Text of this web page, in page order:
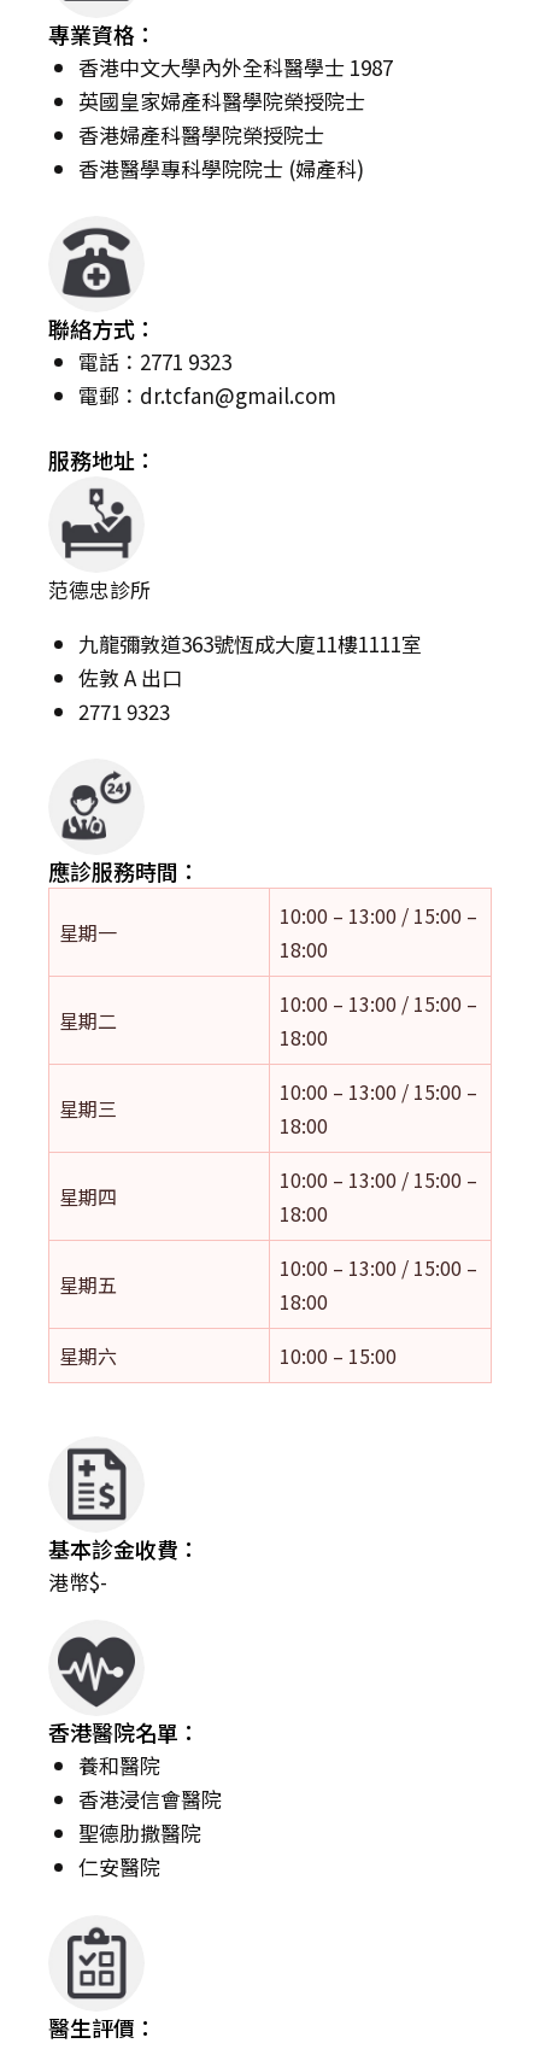
專業資格：
香港中文大學內外全科醫學士 1987
英國皇家婦產科醫學院榮授院士
香港婦產科醫學院榮授院士
香港醫學專科學院院士 (婦產科)
聯絡方式：
電話：2771 9323
電郵： dr.tcfan@gmail.com
服務地址：
范德忠診所
九龍彌敦道363號恆成大廈11樓1111室
佐敦 A 出口
2771 9323
應診服務時間：
星期一
10:00 – 13:00 / 15:00 –
18:00
星期二
10:00 – 13:00 / 15:00 –
18:00
星期三
10:00 – 13:00 / 15:00 –
18:00
星期四
10:00 – 13:00 / 15:00 –
18:00
星期五
10:00 – 13:00 / 15:00 –
18:00
星期六
10:00 – 15:00
基本診金收費：
港幣$-
香港醫院名單：
養和醫院
香港浸信會醫院
聖德肋撒醫院
仁安醫院
醫生評價：